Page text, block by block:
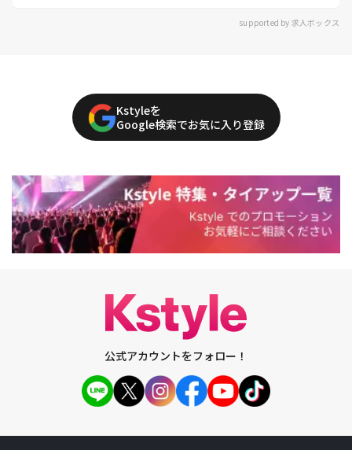
supported by 求人ボックス
Kstyleを
Google検索でお気に入り登録
公式アカウントをフォロー！